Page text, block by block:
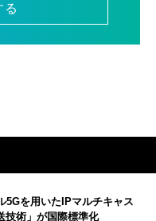
る
5Gを用いたIPマルチキャス
技術」が国際標準化